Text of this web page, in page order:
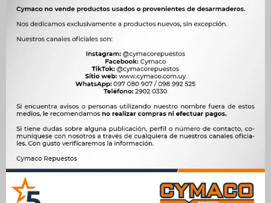
LIMPIEZA Y ACABADO -
ELIMINADOR DE OLORES
ODOR-X SPRAY 59ML
LIMPIEZA Y ACABADO -
DESODORANTE PINO
10GRS VAINILLA REVIGAL